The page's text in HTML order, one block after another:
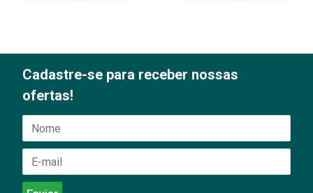
Cadastre-se para receber nossas
ofertas!